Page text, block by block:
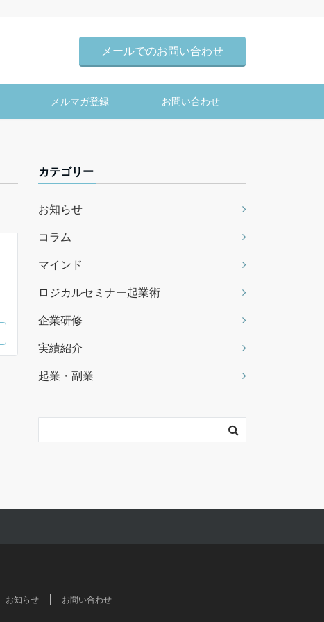
メールでのお問い合わせ
メルマガ登録 お問い合わせ
カテゴリー
お知らせ
コラム
マインド
ロジカルセミナー起業術
企業研修
実績紹介
起業・副業
お知らせ お問い合わせ